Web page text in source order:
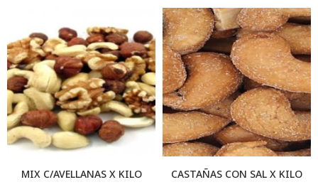
MIX C/AVELLANAS X KILO CASTAÑAS CON SAL X KILO